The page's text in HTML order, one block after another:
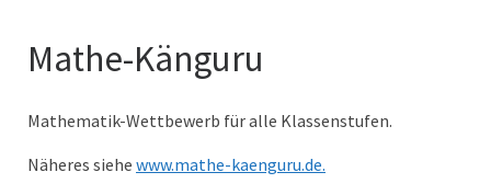
Mathe-Känguru
Mathematik-Wettbewerb für alle Klassenstufen.
Näheres siehe www.mathe-kaenguru.de.